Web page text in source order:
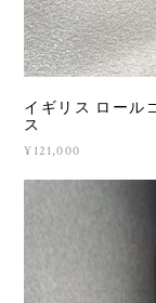
イギリス ロール
ス
¥121,000